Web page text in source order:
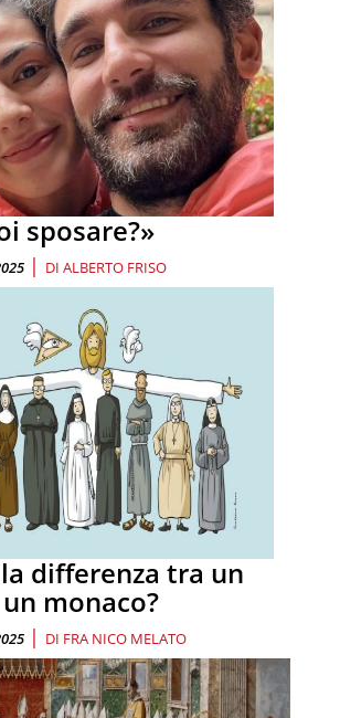
sposare?»
| DI ALBERTO FRISO
differenza tra un
monaco?
| DI FRA NICO MELATO